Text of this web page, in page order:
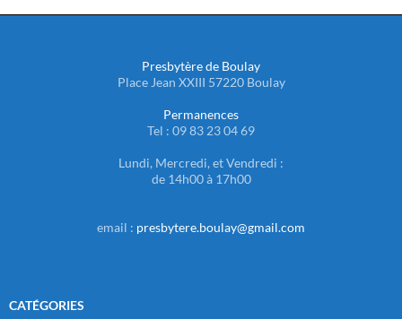
Presbytère de Boulay
Place Jean XXIII 57220 Boulay
Permanences
Tel : 09 83 23 04 69
Lundi, Mercredi, et Vendredi :
de 14h00 à 17h00
email : presbytere.boulay@gmail.com
CATÉGORIES